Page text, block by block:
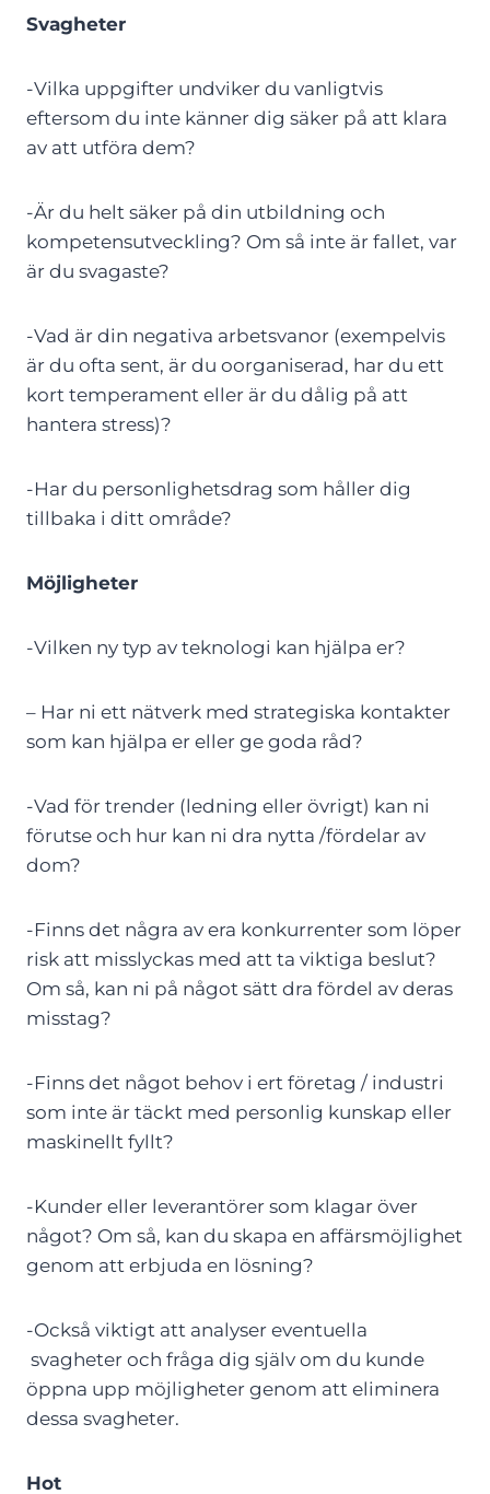
Svagheter
-Vilka uppgifter undviker du vanligtvis
eftersom du inte känner dig säker på att klara
av att utföra dem?
-Är du helt säker på din utbildning och
kompetensutveckling? Om så inte är fallet, var
är du svagaste?
-Vad är din negativa arbetsvanor (exempelvis
är du ofta sent, är du oorganiserad, har du ett
kort temperament eller är du dålig på att
hantera stress)?
-Har du personlighetsdrag som håller dig
tillbaka i ditt område?
Möjligheter
-Vilken ny typ av teknologi kan hjälpa er?
– Har ni ett nätverk med strategiska kontakter
som kan hjälpa er eller ge goda råd?
-Vad för trender (ledning eller övrigt) kan ni
förutse och hur kan ni dra nytta /fördelar av
dom?
-Finns det några av era konkurrenter som löper
risk att misslyckas med att ta viktiga beslut?
Om så, kan ni på något sätt dra fördel av deras
misstag?
-Finns det något behov i ert företag / industri
som inte är täckt med personlig kunskap eller
maskinellt fyllt?
-Kunder eller leverantörer som klagar över
något? Om så, kan du skapa en affärsmöjlighet
genom att erbjuda en lösning?
-Också viktigt att analyser eventuella
svagheter och fråga dig själv om du kunde
öppna upp möjligheter genom att eliminera
dessa svagheter.
Hot